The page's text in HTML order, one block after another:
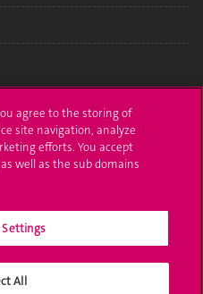
agree to the storing of
site navigation, analyze
efforts. You accept
well as the sub domains
Settings
All